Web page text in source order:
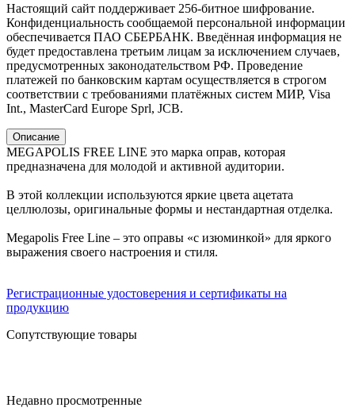
Настоящий сайт поддерживает 256-битное шифрование.
Конфиденциальность сообщаемой персональной информации
обеспечивается ПАО СБЕРБАНК. Введённая информация не
будет предоставлена третьим лицам за исключением случаев,
предусмотренных законодательством РФ. Проведение
платежей по банковским картам осуществляется в строгом
соответствии с требованиями платёжных систем МИР, Visa
Int., MasterCard Europe Sprl, JCB.
Описание
MEGAPOLIS FREE LINE это марка оправ, которая
предназначена для молодой и активной аудитории.
В этой коллекции используются яркие цвета ацетата
целлюлозы, оригинальные формы и нестандартная отделка.
Megapolis Free Line – это оправы «с изюминкой» для яркого
выражения своего настроения и стиля.
Регистрационные удостоверения и сертификаты на
продукцию
Сопутствующие товары
Недавно просмотренные